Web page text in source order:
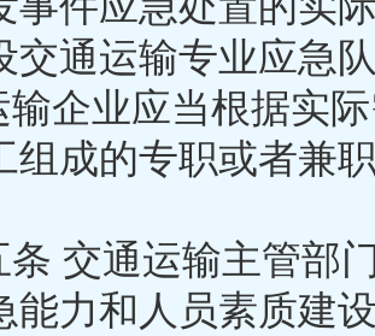
交通运输专业
企业应当根据实
组成的专职或者兼
交通运输主管部
能力和人员素质建